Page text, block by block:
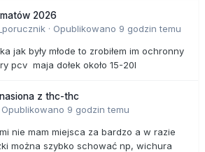
2026
· Opublikowano 9 godzin temu
jak były młode to zrobiłem im ochronny
pcv maja dołek około 15-20l
z thc-thc
Opublikowano 9 godzin temu
nie mam miejsca za bardzo a w razie
można szybko schować np, wichura